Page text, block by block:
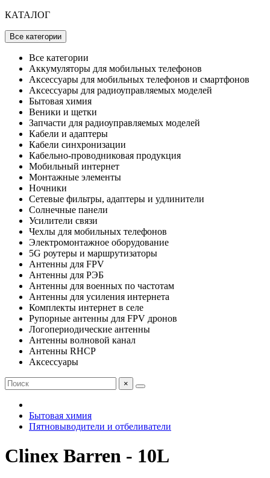
КАТАЛОГ
Все категории
Все категории
Аккумуляторы для мобильных телефонов
Аксессуары для мобильных телефонов и смартфонов
Аксессуары для радиоуправляемых моделей
Бытовая химия
Веники и щетки
Запчасти для радиоуправляемых моделей
Кабели и адаптеры
Кабели синхронизации
Кабельно-проводниковая продукция
Мобильный интернет
Монтажные элементы
Ночники
Сетевые фильтры, адаптеры и удлинители
Солнечные панели
Усилители связи
Чехлы для мобильных телефонов
Электромонтажное оборудование
5G роутеры и маршрутизаторы
Антенны для FPV
Антенны для РЭБ
Антенны для военных по частотам
Антенны для усиления интернета
Комплекты интернет в селе
Рупорные антенны для FPV дронов
Логопериодические антенны
Антенны волновой канал
Антенны RHCP
Аксессуары
×
Бытовая химия
Пятновыводители и отбеливатели
Clinex Barren - 10L